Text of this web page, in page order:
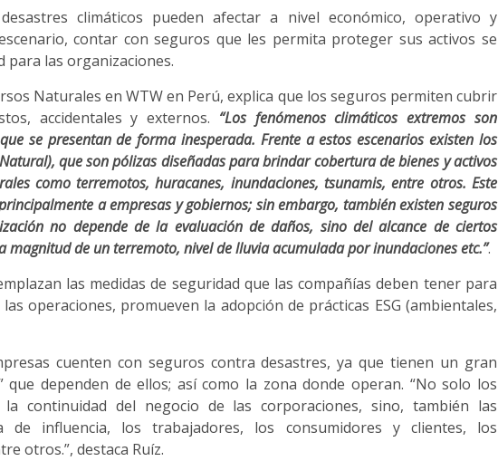
climáticos pueden afectar a nivel económico, operativo y
contar con seguros que les permita proteger sus activos se
para las organizaciones.
Naturales en WTW en Perú, explica que los seguros permiten cubrir
accidentales y externos. “Los fenómenos climáticos extremos son
se presentan de forma inesperada. Frente a estos escenarios existen los
que son pólizas diseñadas para brindar cobertura de bienes y activos
como terremotos, huracanes, inundaciones, tsunamis, entre otros. Este
a empresas y gobiernos; sin embargo, también existen seguros
no depende de la evaluación de daños, sino del alcance de ciertos
magnitud de un terremoto, nivel de lluvia acumulada por inundaciones etc.”.
las medidas de seguridad que las compañías deben tener para
operaciones, promueven la adopción de prácticas ESG (ambientales,
cuenten con seguros contra desastres, ya que tienen un gran
que dependen de ellos; así como la zona donde operan. “No solo los
la continuidad del negocio de las corporaciones, sino, también las
de influencia, los trabajadores, los consumidores y clientes, los
otros.”, destaca Ruíz.